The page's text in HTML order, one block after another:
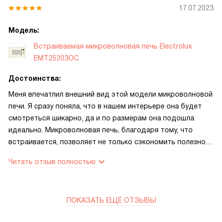
17.07.2023
Модель:
Встраиваемая микроволновая печь Electrolux
EMT25203OC
Достоинства:
Меня впечатлил внешний вид этой модели микроволновой
печи. Я сразу поняла, что в нашем интерьере она будет
смотреться шикарно, да и по размерам она подошла
идеально. Микроволновая печь, благодаря тому, что
встраивается, позволяет не только сэкономить полезное
дизайн прибора. Микроволновка может быстро разогреть
же являются легкое управление и привлекательная цена.
Читать отзыв полностью
ПОКАЗАТЬ ЕЩЁ ОТЗЫВЫ